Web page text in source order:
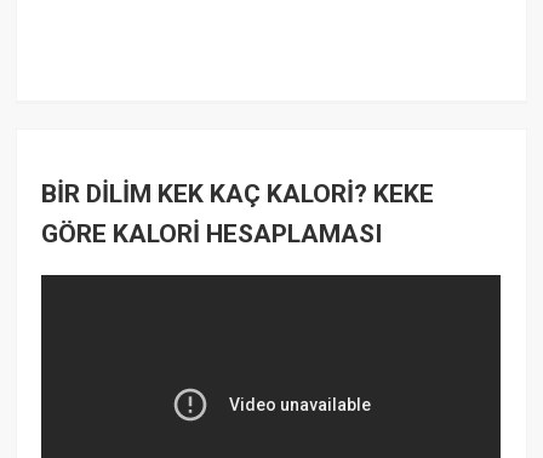
BİR DİLİM KEK KAÇ KALORİ? KEKE
GÖRE KALORİ HESAPLAMASI